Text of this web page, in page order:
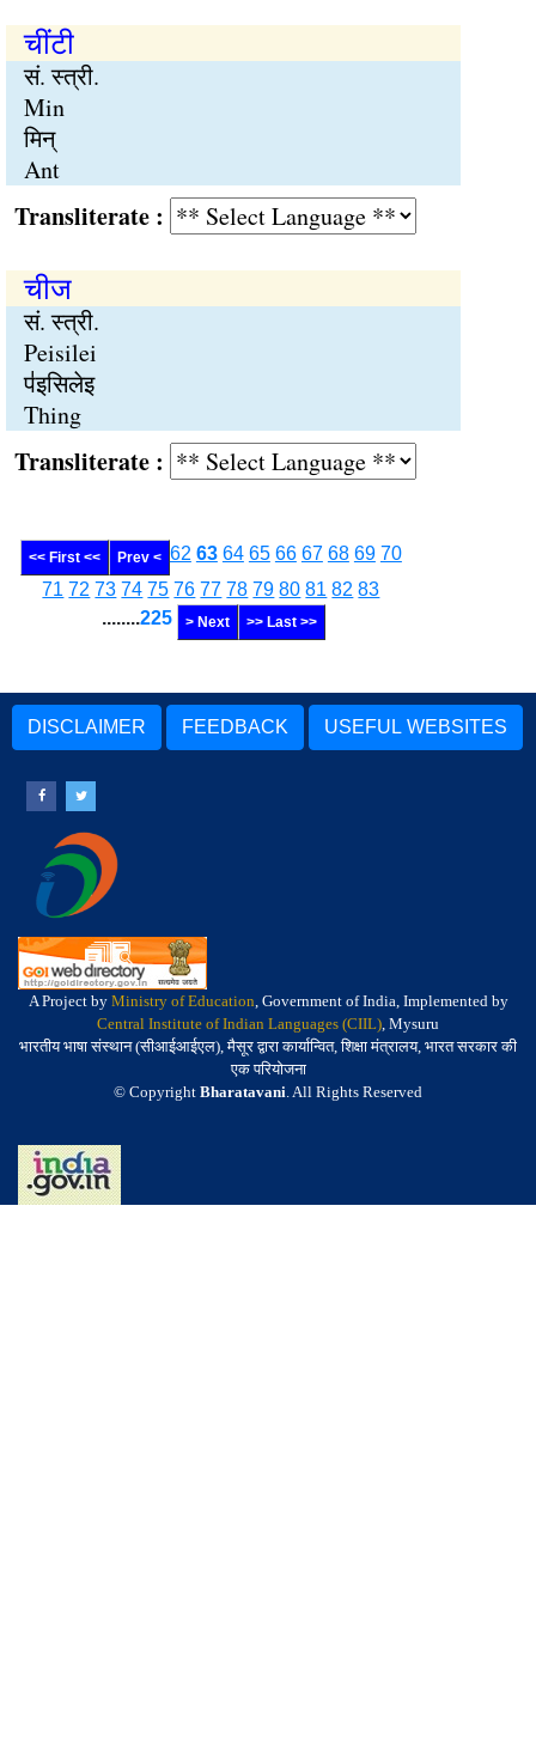
चींटी
सं. स्त्री.
Min
मिन्
Ant
:
चीज
सं. स्त्री.
Peisilei
प॑इसिलेइ
Thing
:
<< First << Prev < 62 63 64 65 66 67 68 69 70
71 72 73 74 75 76 77 78 79 80 81 82 83
........225 > Next >> Last >>
DISCLAIMER FEEDBACK USEFUL WEBSITES
A Project by Ministry of Education, Government of India, Implemented by
Central Institute of Indian Languages (CIIL), Mysuru
भारतीय भाषा संस्थान (सीआईआईएल), मैसूर द्वारा कार्यान्वित, शिक्षा मंत्रालय, भारत सरकार की
एक परियोजना
© Copyright Bharatavani. All Rights Reserved